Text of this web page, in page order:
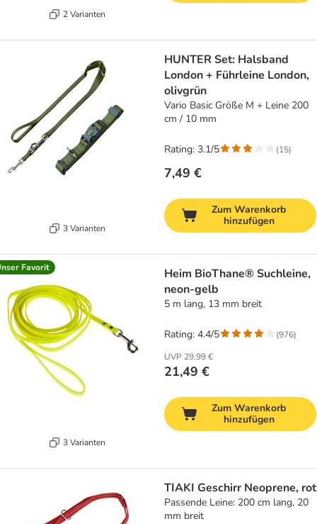
2 Varianten
3 Varianten
HUNTER Set: Halsband
London + Führleine London,
olivgrün
Vario Basic Größe M + Leine 200
cm / 10 mm
7,49 €
Rating: 3.1/5 (15)
Zum Warenkorb
hinzufügen
Favorit
3 Varianten
Heim BioThane® Suchleine,
neon-gelb
5 m lang, 13 mm breit
UVP 29,99 €
21,49 €
Rating: 4.4/5 (976)
Zum Warenkorb
hinzufügen
TIAKI Geschirr Neoprene, rot
Passende Leine: 200 cm lang, 20
mm breit